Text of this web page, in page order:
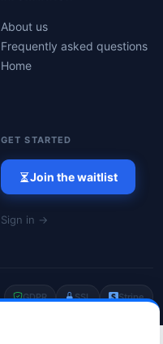
About us
Frequently asked questions
Home
GET STARTED
Join the waitlist
Sign in →
GDPR SSL Stripe